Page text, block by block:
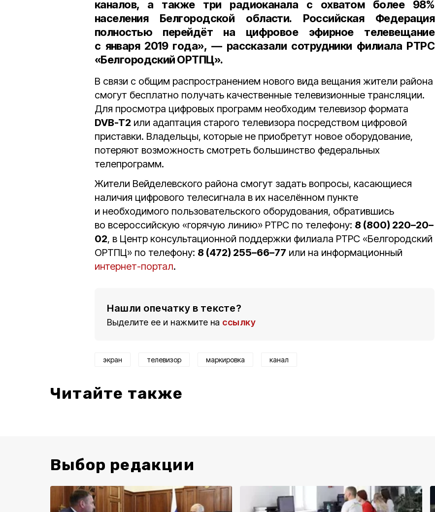
каналов, а также три радиоканала с охватом более 98%
населенияБелгородской области. Российская Федерация
полностью перейдёт на цифровое эфирное телевещание
с января 2019 года», — рассказали сотрудники филиала РТРС
«Белгородский ОРТПЦ».
В связи с общим распространением нового вида вещания жители района
смогут бесплатно получать качественные телевизионные трансляции.
Для просмотра цифровых программ необходим телевизор формата
DVB-T2 или адаптация старого телевизора посредством цифровой
приставки. Владельцы, которые не приобретут новое оборудование,
потеряют возможность смотреть большинство федеральных
телепрограмм.
Жители Вейделевского района смогут задать вопросы, касающиеся
наличия цифрового телесигнала в их населённом пункте
и необходимого пользовательского оборудования, обратившись
во всероссийскую «горячую линию» РТРС по телефону: 8 (800) 220–20–
02, в Центр консультационной поддержки филиала РТРС «Белгородский
ОРТПЦ» по телефону: 8 (472) 255–66–77 или на информационный
интернет-портал.
Нашли опечатку в тексте?
Выделите ее и нажмите на ссылку
экран телевизор маркировка канал
Читайте также
Выбор редакции